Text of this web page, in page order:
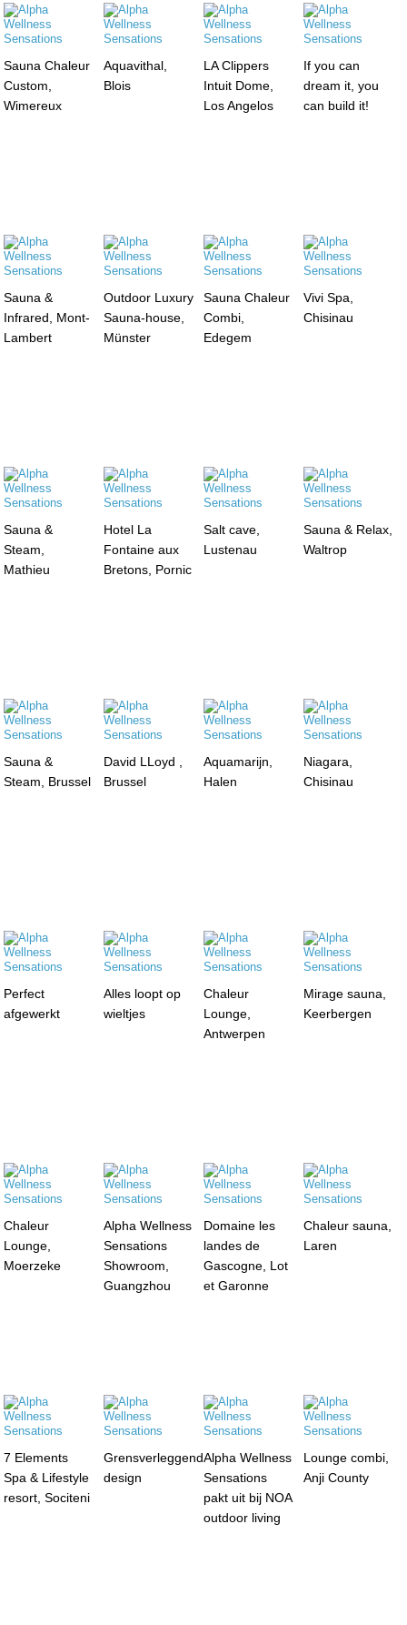
Sauna Chaleur
Custom,
Wimereux
Aquavithal,
Blois
LA Clippers
Intuit Dome,
Los Angelos
If you can
dream it, you
can build it!
Sauna &
Infrared, Mont-
Lambert
Outdoor Luxury
Sauna-house,
Münster
Sauna Chaleur
Combi,
Edegem
Vivi Spa,
Chisinau
Sauna &
Steam,
Mathieu
Hotel La
Fontaine aux
Bretons, Pornic
Salt cave,
Lustenau
Sauna & Relax,
Waltrop
Sauna &
Steam, Brussel
David LLoyd ,
Brussel
Aquamarijn,
Halen
Niagara,
Chisinau
Perfect
afgewerkt
Alles loopt op
wieltjes
Chaleur
Lounge,
Antwerpen
Mirage sauna,
Keerbergen
Chaleur
Lounge,
Moerzeke
Alpha Wellness
Sensations
Showroom,
Guangzhou
Domaine les
landes de
Gascogne, Lot
et Garonne
Chaleur sauna,
Laren
7 Elements
Spa & Lifestyle
resort, Sociteni
Grensverleggend
design
Alpha Wellness
Sensations
pakt uit bij NOA
outdoor living
Lounge combi,
Anji County